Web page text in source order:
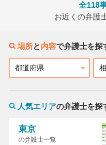
全118
お近くの弁護
場所と内容で弁護士を探
都道府県
人気エリアの弁護士を探
東京
の弁護士一覧